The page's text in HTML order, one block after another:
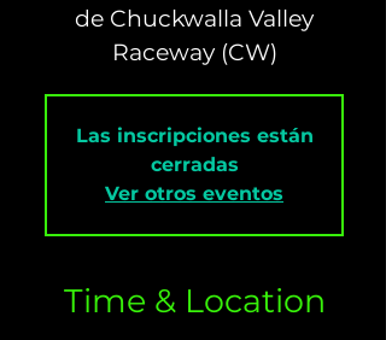
de Chuckwalla Valley
Raceway (CW)
Las inscripciones están
cerradas
Ver otros eventos
Time & Location